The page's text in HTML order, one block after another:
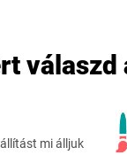
válaszd
mi álljuk